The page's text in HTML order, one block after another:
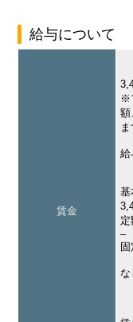
給与について
賃金
※
額
給
基
–
な